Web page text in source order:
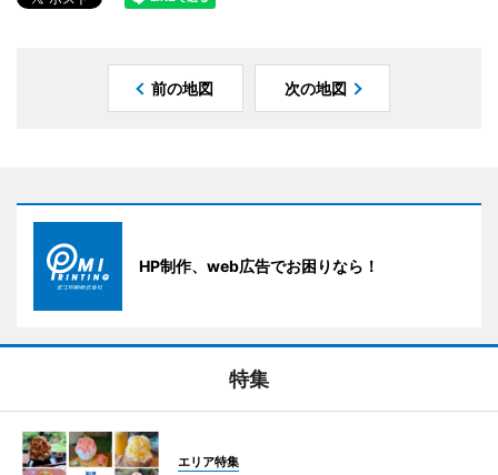
前の地図 次の地図
HP制作、web広告でお困りなら！
特集
エリア特集